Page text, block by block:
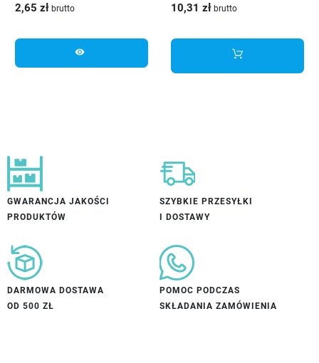
2,65 zł brutto
visibility
10,31 zł brutto
GWARANCJA JAKOŚCI
PRODUKTÓW
SZYBKIE PRZESYŁKI
I DOSTAWY
DARMOWA DOSTAWA
OD 500 ZŁ
POMOC PODCZAS
SKŁADANIA ZAMÓWIENIA